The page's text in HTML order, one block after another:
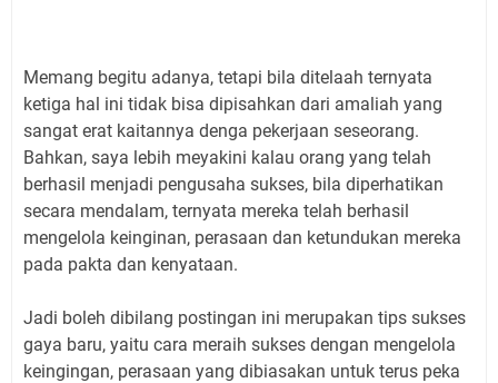
Memang begitu adanya, tetapi bila ditelaah ternyata
ketiga hal ini tidak bisa dipisahkan dari amaliah yang
sangat erat kaitannya denga pekerjaan seseorang.
Bahkan, saya lebih meyakini kalau orang yang telah
berhasil menjadi pengusaha sukses, bila diperhatikan
secara mendalam, ternyata mereka telah berhasil
mengelola keinginan, perasaan dan ketundukan mereka
pada pakta dan kenyataan.
Jadi boleh dibilang postingan ini merupakan tips sukses
gaya baru, yaitu cara meraih sukses dengan mengelola
keingingan, perasaan yang dibiasakan untuk terus peka